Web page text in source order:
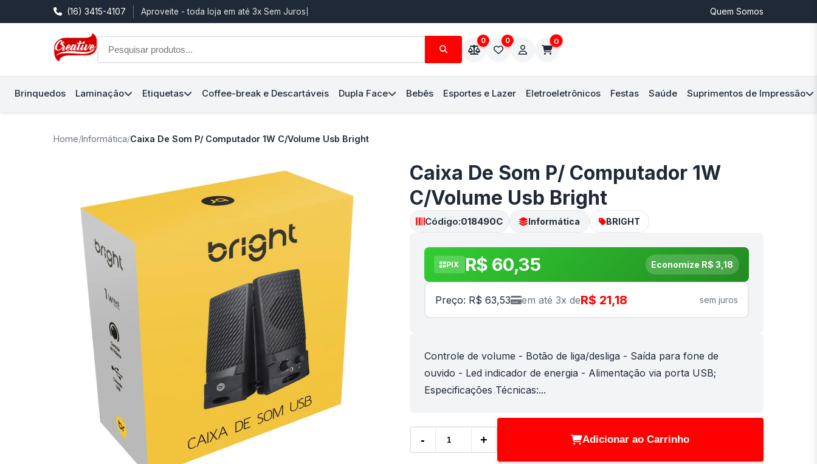
(16) 3415-4107 Aproveite - toda loja em até 3x Sem Juros Quem Somos
0 0 0
Brinquedos Laminação Etiquetas Coffee-break e Descartáveis Dupla Face Bebês Esportes e Lazer Eletroeletrônicos Festas Saúde Suprimentos de Impressão
Home/Informática/Caixa De Som P/ Computador 1W C/Volume Usb Bright
Caixa De Som P/ Computador 1W
C/Volume Usb Bright
Código:018490C Informática BRIGHT
PIX R$ 60,35 Economize R$ 3,18
Preço: R$ 63,53 em até 3x deR$ 21,18 sem juros
Controle de volume - Botão de liga/desliga - Saída para fone de
ouvido - Led indicador de energia - Alimentação via porta USB;
Especificações Técnicas:...
- + Adicionar ao Carrinho